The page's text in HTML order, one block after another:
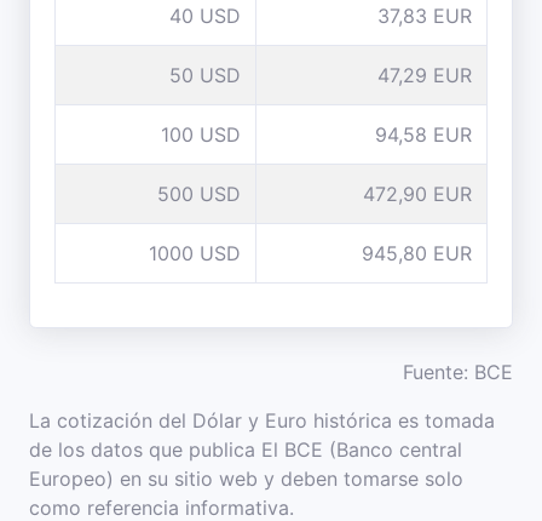
40 USD 37,83 EUR
50 USD 47,29 EUR
100 USD 94,58 EUR
500 USD 472,90 EUR
1000 USD 945,80 EUR
Fuente: BCE
La cotización del Dólar y Euro histórica es tomada
de los datos que publica El BCE (Banco central
Europeo) en su sitio web y deben tomarse solo
como referencia informativa.